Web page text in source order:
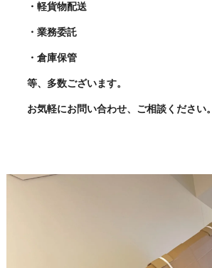
・軽貨物配送
・業務委託
・倉庫保管
等、多数ございます。
お気軽にお問い合わせ、ご相談ください。